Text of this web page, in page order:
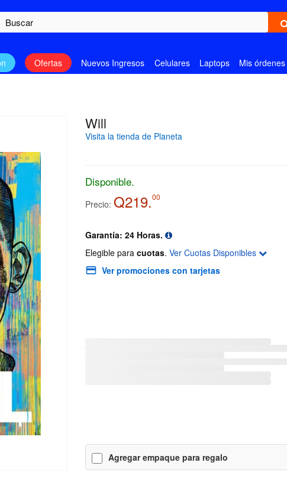
Ofertas Nuevos Ingresos Celulares Laptops Mis órdenes
Will
Visita la tienda de Planeta
Disponible.
Precio: Q219.00
Garantía: 24 Horas.
Elegible para cuotas. Ver Cuotas Disponibles
Ver promociones con tarjetas
Agregar empaque para regalo